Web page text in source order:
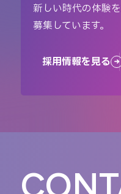
新しい時代の体験
募集しています。
採用情報を見る